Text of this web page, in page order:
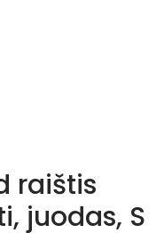
raištis
juodas, S